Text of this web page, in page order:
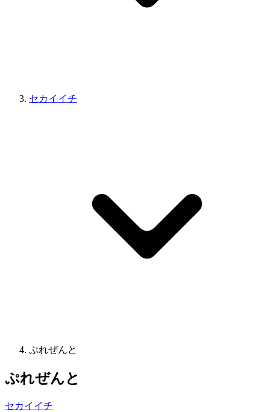
セカイイチ
ぷれぜんと
ぷれぜんと
セカイイチ